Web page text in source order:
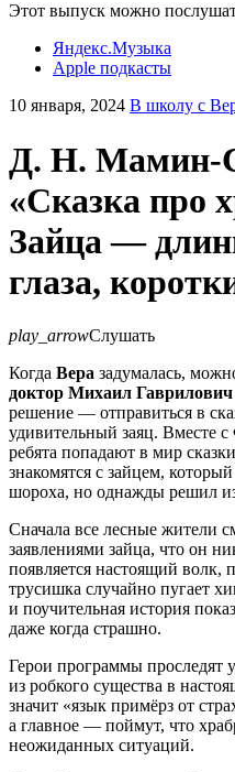
Этот выпуск можно
Яндекс.Музыка
Apple подкасты
10 января, 2024 В школу с
Д. Н. Мамин-
«Сказка про
Зайца —
глаза,
play_arrowСлушать
Когда Вера задумалась,
доктор Михаил Гаврилович
решение — отправиться в
удивительный заяц. Вместе с
ребята попадают в мир сказки
знакомятся с зайцем,
шороха, но однажды решил
Сначала все лесные жители
заявлениями зайца, что он
появляется настоящий волк,
трусишка случайно пугает
и поучительная история
даже когда страшно.
Герои программы проследят
из робкого существа в
значит «язык примёрз от
а главное — поймут, что
неожиданных ситуаций.